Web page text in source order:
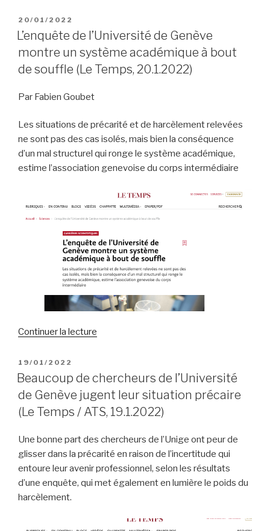
PUBLIÉ
LE
20/01/2022
L’enquête de l’Université de Genève
montre un système académique à bout
de souffle (Le Temps, 20.1.2022)
Par Fabien Goubet
Les situations de précarité et de harcèlement relevées
ne sont pas des cas isolés, mais bien la conséquence
d’un mal structurel qui ronge le système académique,
estime l’association genevoise du corps intermédiaire
Continuer la lecture
l’Université
montre
à
PUBLIÉ
LE
19/01/2022
Beaucoup de chercheurs de l’Université
de Genève jugent leur situation précaire
(Le Temps / ATS, 19.1.2022)
Une bonne part des chercheurs de l’Unige ont peur de
glisser dans la précarité en raison de l’incertitude qui
entoure leur avenir professionnel, selon les résultats
d’une enquête, qui met également en lumière le poids du
harcèlement.